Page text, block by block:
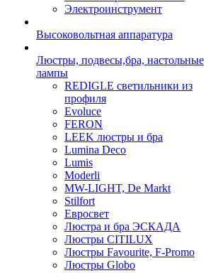
Электроинструмент
Высоковольтная аппаратура
Люстры, подвесы,бра, настольные
лампы
REDIGLE светильники из
профиля
Evoluce
FERON
LEEK люстры и бра
Lumina Deco
Lumis
Moderli
MW-LIGHT, De Markt
Stilfort
Евросвет
Люстра и бра ЭСКАДА
Люстры CITILUX
Люстры Favourite, F-Promo
Люстры Globo